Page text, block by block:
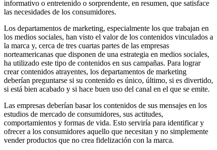
informativo o entretenido o sorprendente, en resumen, que satisface
las necesidades de los consumidores.
Los departamentos de marketing, especialmente los que trabajan en
los medios sociales, han visto el valor de los contenidos vinculados a
la marca y, cerca de tres cuartas partes de las empresas
norteamericanas que disponen de una estrategia en medios sociales,
ha utilizado este tipo de contenidos en sus campañas. Para lograr
crear contenidos atrayentes, los departamentos de marketing
deberían preguntarse si su contenido es único, último, si es divertido,
si está bien acabado y si hace buen uso del canal en el que se emite.
Las empresas deberían basar los contenidos de sus mensajes en los
estudios de mercado de consumidores, sus actitudes,
comportamientos y formas de vida. Esto serviría para identificar y
ofrecer a los consumidores aquello que necesitan y no simplemente
vender productos que no crea fidelización con la marca.